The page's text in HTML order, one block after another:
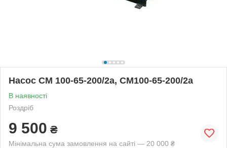
Насос СМ 100-65-200/2а, СМ100-65-200/2а
В наявності
Роздріб
9 500 ₴
Мінімальна сума замовлення на сайті — 20 000 ₴